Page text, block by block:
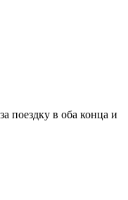
поездку в оба конца и